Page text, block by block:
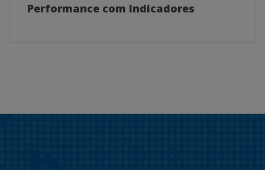
Performance com Indicadores